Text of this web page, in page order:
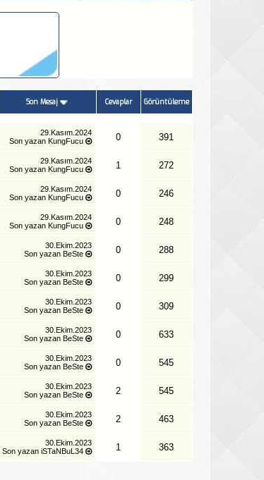
Son Mesaj Cevaplar Görüntüleme
29.Kasım.2024
Son yazan KungFucu 0 391
29.Kasım.2024
Son yazan KungFucu 1 272
29.Kasım.2024
Son yazan KungFucu 0 246
29.Kasım.2024
Son yazan KungFucu 0 248
30.Ekim.2023
Son yazan BeSte 0 288
30.Ekim.2023
Son yazan BeSte 0 299
30.Ekim.2023
Son yazan BeSte 0 309
30.Ekim.2023
Son yazan BeSte 0 633
30.Ekim.2023
Son yazan BeSte 0 545
30.Ekim.2023
Son yazan BeSte 2 545
30.Ekim.2023
Son yazan BeSte 2 463
30.Ekim.2023
Son yazan iSTaNBuL34 1 363